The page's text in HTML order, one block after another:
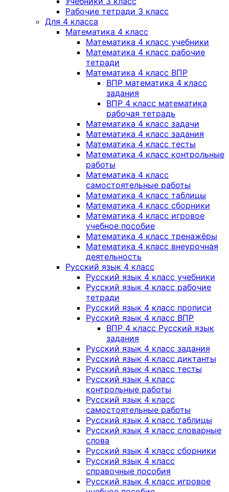
Рабочие тетради 3 класс
Для 4 класса
Математика 4 класс
Математика 4 класс учебники
Математика 4 класс рабочие
тетради
Математика 4 класс ВПР
ВПР математика 4 класс
задания
ВПР 4 класс математика
рабочая тетрадь
Математика 4 класс задачи
Математика 4 класс задания
Математика 4 класс тесты
Математика 4 класс контрольные
работы
Математика 4 класс
самостоятельные работы
Математика 4 класс таблицы
Математика 4 класс сборники
Математика 4 класс игровое
учебное пособие
Математика 4 класс тренажёры
Математика 4 класс внеурочная
деятельность
Русский язык 4 класс
Русский язык 4 класс учебники
Русский язык 4 класс рабочие
тетради
Русский язык 4 класс прописи
Русский язык 4 класс ВПР
ВПР 4 класс Русский язык
задания
Русский язык 4 класс задания
Русский язык 4 класс диктанты
Русский язык 4 класс тесты
Русский язык 4 класс
контрольные работы
Русский язык 4 класс
самостоятельные работы
Русский язык 4 класс таблицы
Русский язык 4 класс словарные
слова
Русский язык 4 класс сборники
Русский язык 4 класс
справочные пособия
Русский язык 4 класс игровое